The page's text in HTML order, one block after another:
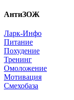
АнтиЗОЖ
Ларк-Инфо
Питание
Похудение
Тренинг
Омоложение
Мотивация
Смехобаза